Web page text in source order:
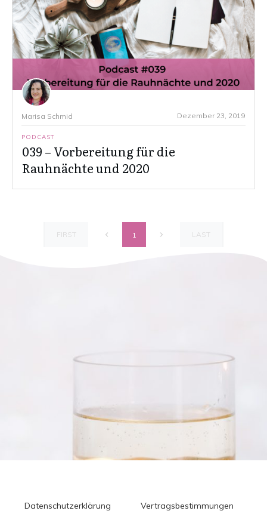
Marisa Schmid Dezember 23, 2019
PODCAST
039 – Vorbereitung für die
Rauhnächte und 2020
FIRST 1 LAST
Datenschutzerklärung
Vertragsbestimmungen